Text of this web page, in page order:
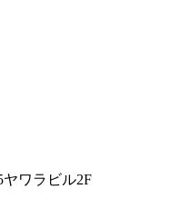
ワラビル2F